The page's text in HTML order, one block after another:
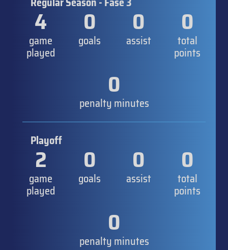
4
game
played
0
goals
0
assist
0
total
points
0
penalty minutes
Playoff
2
game
played
0
goals
0
assist
0
total
points
0
penalty minutes